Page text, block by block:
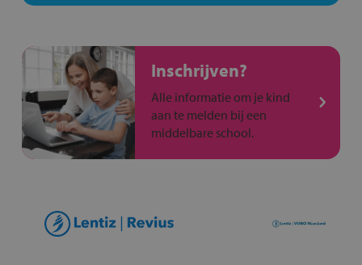
Inschrijven?
Alle informatie om je kind
aan te melden bij een
middelbare school.